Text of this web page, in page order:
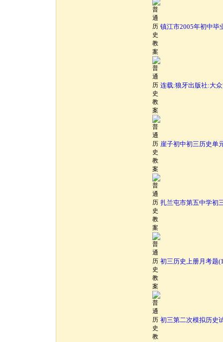
镇江市2005年初中毕
连载:狼牙出版社:大
崖子初中初三历史单
扎兰屯市第五中学初
初三历史上册月考题
初三第二次模拟历史